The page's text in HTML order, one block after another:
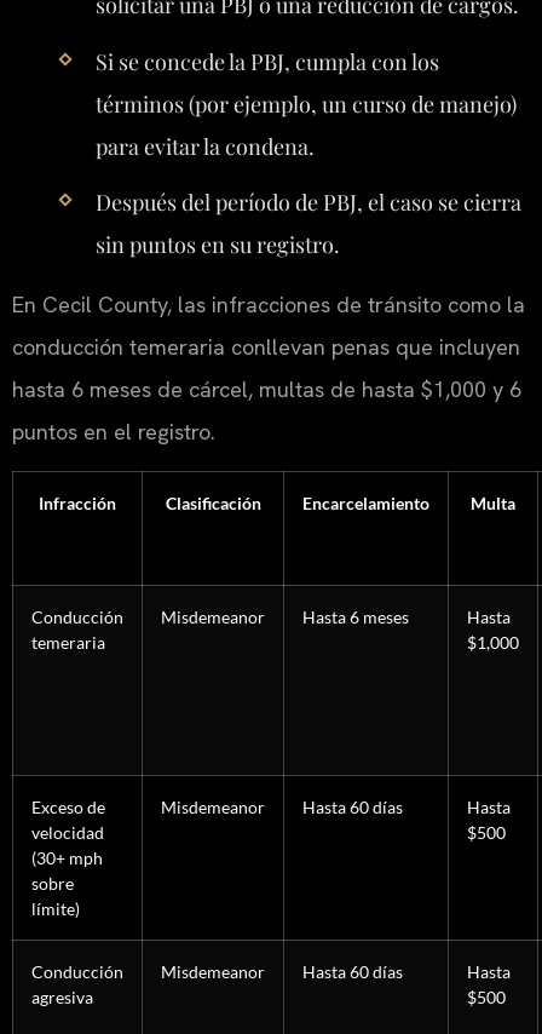
Si se concede la PBJ, cumpla con los
términos (por ejemplo, un curso de manejo)
para evitar la condena.
Después del período de PBJ, el caso se cierra
sin puntos en su registro.
En Cecil County, las infracciones de tránsito como la
conducción temeraria conllevan penas que incluyen
hasta 6 meses de cárcel, multas de hasta $1,000 y 6
puntos en el registro.
Infracción Clasificación Encarcelamiento Multa
Conducción
temeraria
Misdemeanor Hasta 6 meses
Hasta
$1,000
Exceso de
velocidad
(30+ mph
sobre
límite)
Misdemeanor Hasta 60 días
Hasta
$500
Conducción
agresiva
Misdemeanor Hasta 60 días
Hasta
$500